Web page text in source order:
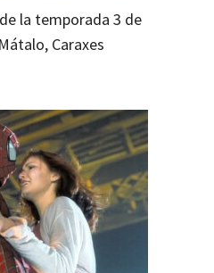
la temporada 3 de
Caraxes